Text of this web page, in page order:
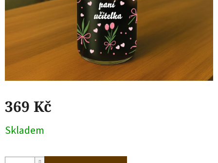
369 Kč
cena:
Skladem